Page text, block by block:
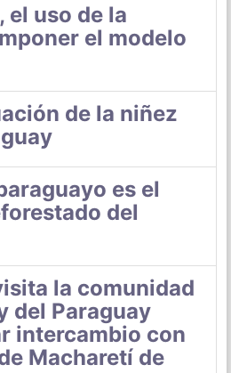
el uso de la
el modelo
de la niñez
es el
del
la comunidad
del Paraguay
intercambio con
Macharetí de